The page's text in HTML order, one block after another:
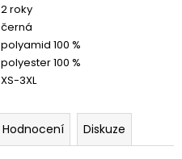
2 roky
černá
polyamid 100 %
polyester 100 %
XS-3XL
Hodnocení Diskuze